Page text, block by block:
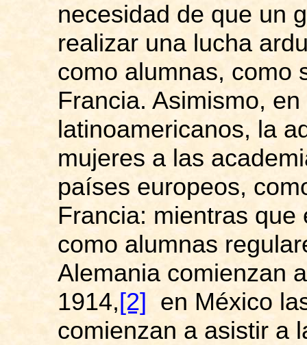
necesidad de que un
realizar una lucha
como alumnas, como
Francia. Asimismo,
latinoamericanos, la
mujeres a las
países europeos,
Francia: mientras
como alumnas
Alemania comienzan
1914, [2]
en México
comienzan a asistir a